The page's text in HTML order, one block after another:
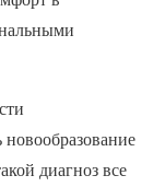
диагноз все